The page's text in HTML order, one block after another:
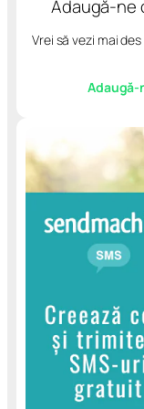
Adaugă-ne
Vrei să vezi mai
Adaugă-